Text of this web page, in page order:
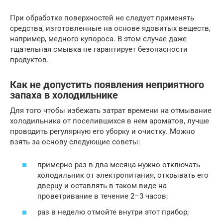
При обработке поверхностей не следует применять
средства, изготовленные на основе ядовитых веществ,
например, медного купороса. В этом случае даже
тщательная смывка не гарантирует безопасности
продуктов.
Как не допустить появления неприятного
запаха в холодильнике
Для того чтобы избежать затрат времени на отмывание
холодильника от поселившихся в нем ароматов, лучше
проводить регулярную его уборку и очистку. Можно
взять за основу следующие советы:
примерно раз в два месяца нужно отключать
холодильник от электропитания, открывать его
дверцу и оставлять в таком виде на
проветривание в течение 2–3 часов;
раз в неделю отмойте внутри этот прибор;